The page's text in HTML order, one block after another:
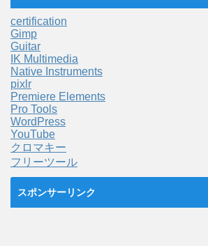
certification
Gimp
Guitar
IK Multimedia
Native Instruments
pixlr
Premiere Elements
Pro Tools
WordPress
YouTube
クロマキー
フリーツール
スポンサーリンク